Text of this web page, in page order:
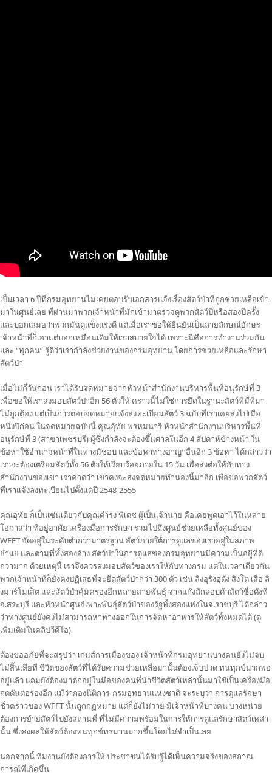
เป็นเวลา 6 ปีที่กรมอุทยานไม่เคยตอบรับเอกสารแจ้งเรื่องสัตว์ป่าที่ถูกช่วยเหลือเข้า
มาในศูนย์เลย ที่ผ่านมาพวกเจ้าหน้าที่มักเข้ามาตรวจดูพวกสัตว์ปีหรือสองปีครั้ง
และบอกเสมอว่าพวกมันดูแข็งแรงดี แต่เมื่อเราขอให้ยืนยันเป็นลายลักษณ์อักษร
เจ้าหน้าที่ก็เอาแต่บอกเหมือนเดิมให้เราสบายใจได้ เพราะนี่คือการทำงานร่วมกัน
และ “ทุกคน” รู้ดีว่าเรากำลังช่วยงานของกรมอุทยาน โดยการช่วยเหลือและรักษา
สัตว์ป่า
เมื่อไม่กี่วันก่อน เราได้รับจดหมายจากหัวหน้าสำนักงานบริหารพื้นที่อนุรักษ์ที่ 3
เพื่อขอให้เราส่งมอบสัตว์ป่าอีก 56 ตัวให้ คราวนี้ไม่ใช่การยึดในฐานะสัตว์ที่มีที่มา
ไม่ถูกต้อง แต่เป็นการตอบจดหมายแจ้งลงทะเบียนสัตว์ 3 ฉบับที่เราเคยส่งไปเมื่อ
หนึ่งปีก่อน ในจดหมายฉบับนี้ คุณอุัทัย พรหมนารี หัวหน้าสำนักงานบริหารพื้นที่
อนุรักษ์ที่ 3 (สาขาเพชรบุรี) ผู้ซึ่งกำลังจะต้องขึ้นศาลในอีก 4 สัปดาห์ข้างหน้า ใน
ข้อหาใช้อำนาจหน้าที่ในทางมิชอบ และข้อหาทางอาญาอื่นอีก 3 ข้อหา ได้กล่าวว่า
เราจะต้องเตรียมสัตว์ทั้ง 56 ตัวให้เรียบร้อยภายใน 15 วัน เพื่อส่งต่อให้กับทาง
สำนักงานของเขา เราคาดว่า เขาคงจะส่งจดหมายทำนองนี้มาอีก เพื่อขอพวกสัตว์
ที่เราแจ้งลงทะเบียนไปตั้งแต่ปี 2548-2555
คุณอุทัย ก็เป็นเช่นเดียวกับคุณดำรง พิเดช ผู้เป็นเจ้านาย คือเคยพูดเอาไว้ในหลาย
โอกาสว่า ที่อยู่อาศัย เครื่องมือการรักษา รวมไปถึงศูนย์ช่วยเหลือทั้งศูนย์ของ
WFFT จัดอยู่ในระดับต่ำกว่ามาตรฐาน สัตว์ภายใต้การดูแลของเราอยู่ในสภาพ
ย่ำแย่ และตามที่ทั้งสองอ้าง สัตว์ป่าในการดูแลของกรมอุทยานมีความเป็นอยู่ีที่ดี
กว่ามาก ด้วยเหตุนี้ เราจึงควรส่งมอบสัตว์ของเราให้กับทางกรม แต่ในเวลาเดียวกัน
พวกเจ้าหน้าที่ก็ยังคงปฎิเสธที่จะยึดสัตว์ป่ากว่า 300 ตัว เช่น ลิงอุรังอุตัง สิงโต เสือ ลิ
งมาร์โมเส็ต และสัตว์ป่าคุ้มครองอีกหลายสายพันธุ์ จากแก๊งลักลอบค้าสัตว์ชื่อดังที่
จ.สระบุรี และหัวหน้าศูนย์เพาะพันธุ์สัตว์ป่าของรัฐทั้งสองแห่งในจ.ราชบุรี ได้กล่าว
ว่าทางศูนย์ยังคงไม่สามารถหาทางออกในการจัดหาอาหารให้สัตว์ทั้งหมดได้ (ดู
เพิ่มเติมในคลิปวีดีโอ)
ต้องขออภัยที่จะสรุปว่า เกมส์การเมืองของ เจ้าหน้าที่กรมอุทยานบางคนยังไม่จบ
ไม่สิ้นเสียที ชีวิตของสัตว์ที่ได้รับความช่วยเหลือมานั้นต้องเจ็บปวด ทนทุกข์มากพอ
อยู่แล้ว แถมยังต้องมาตกอยู่ในมือของคนที่นําชีวิตสัตว์เหล่านั้นมาใช้เป็นเครื่องมือ
กดดันต่อร่องอีก แม้ว่ากองนิติการ-กรมอุทยานแห่งชาติ จะระบุว่า การดูแลรักษา
ชั่วคราวของ WFFT นั้นถูกกฏหมาย แต่ก็ยังไม่วาย มีเจ้าหน้าที่บางคน บางหน่วย
ต้องการย้ายสัตว์ไปยังสถานที่ ที่ไม่มีความพร้อมในการให้การดูแลรักษาสัตว์เหล่า
นั้น ซึ่งส่งผลให้สัตว์ต้องทนทุกข์ทรมานมากขึ้นโดยไม่จําเป็นเลย
นอกจากนี้ ทีมงานยังต้องการให้ ประชาชนได้รับรู้ได้เห็นความจริงของสถาณ
การณ์ที่เกิดขึ้น